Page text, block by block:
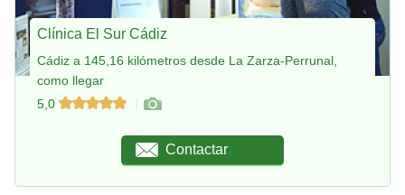
Clínica El Sur Cádiz
Cádiz a 145,16 kilómetros desde La Zarza-Perrunal,
como llegar
5,0
Contactar